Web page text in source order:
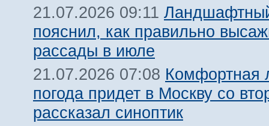
21.07.2026 09:11
пояснил, как правильно
рассады в июле
21.07.2026 07:08 Комфортная
погода придет в Москву со
рассказал синоптик